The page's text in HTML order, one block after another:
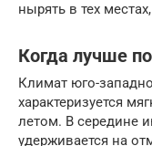
нырять в тех
Когда лучше
Климат юго-
характеризуется
летом. В середине
удерживается на